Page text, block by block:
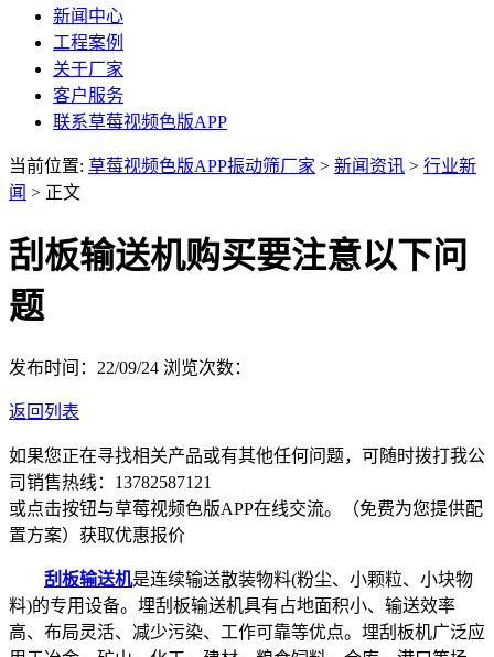
新闻中心
工程案例
关于厂家
客户服务
联系草莓视频色版APP
当前位置: 草莓视频色版APP振动筛厂家 > 新闻资讯 > 行业新
闻 > 正文
刮板输送机购买要注意以下问
题
发布时间：22/09/24 浏览次数：
返回列表
如果您正在寻找相关产品或有其他任何问题，可随时拨打我公
司销售热线： 13782587121
或点击按钮与草莓视频色版APP在线交流。（免费为您提供配
置方案） 获取优惠报价
刮板输送机是连续输送散装物料(粉尘、小颗粒、小块物
料)的专用设备。埋刮板输送机具有占地面积小、输送效率
高、布局灵活、减少污染、工作可靠等优点。埋刮板机广泛应